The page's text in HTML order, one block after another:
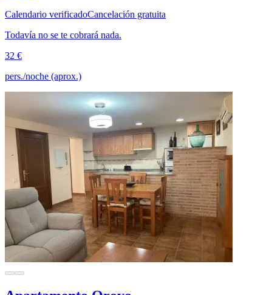
Calendario verificadoCancelación gratuita
Todavía no se te cobrará nada.
32 €
pers./noche (aprox.)